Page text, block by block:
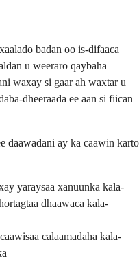
badan oo is-difaaca
u weeraro qaybaha
waxay si gaar ah waxtar u
dheeraada ee aan si fiican
daawadani ay ka caawin karto
yaraysaa xanuunka kala-
dhaawaca kala-
calaamadaha kala-